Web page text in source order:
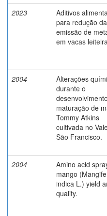
2023
Aditivos
para redução da
emissão de
em vacas
2004
Alterações
durante o
maturação de
Tommy Atkins
cultivada no
São Francisco.
2004
Amino acid
mango
indica L.) yield
quality.